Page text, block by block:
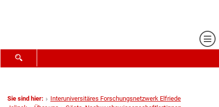
SUCHFORMULAR ÖFFNEN
Sie sind hier:
Interuniversitäres Forschungsnetzwerk Elfriede